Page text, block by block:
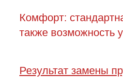
Комфорт:
также возможность
Результат замены